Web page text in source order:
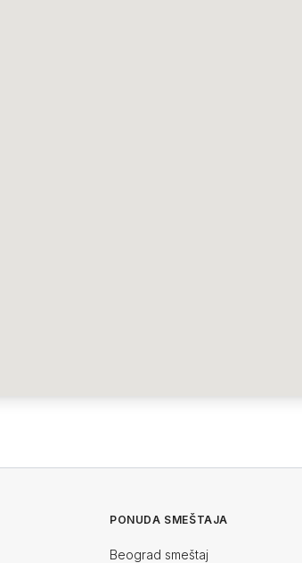
PONUDA SMEŠTAJA
Beograd smeštaj